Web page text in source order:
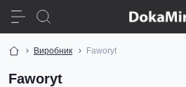
Виробник Faworyt
Faworyt